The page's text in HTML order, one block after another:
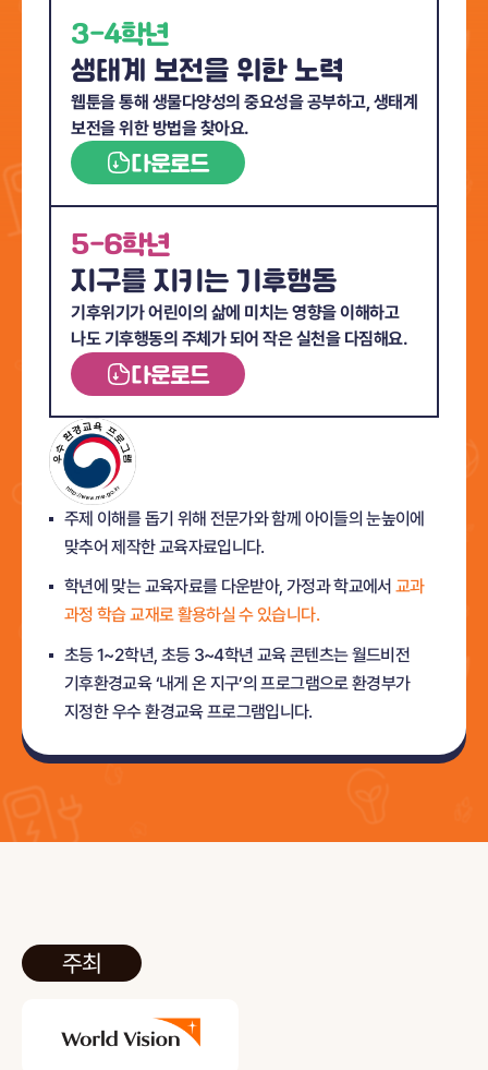
3-4학년
생태계 보전을 위한 노력
웹툰을 통해 생물다양성의 중요성을 공부하고,생태계
보전을 위한 방법을 찾아요.
다운로드
5-6학년
지구를 지키는 기후행동
기후위기가 어린이의 삶에 미치는 영향을 이해하고
나도 기후행동의 주체가 되어 작은 실천을 다짐해요.
다운로드
주제 이해를 돕기 위해 전문가와 함께 아이들의 눈높이에
맞추어 제작한 교육자료입니다.
학년에 맞는 교육자료를 다운받아, 가정과 학교에서교과
과정 학습 교재로 활용하실 수 있습니다.
초등 1~2학년, 초등 3~4학년 교육 콘텐츠는 월드비전
기후환경교육 ‘내게 온 지구’의 프로그램으로 환경부가
지정한 우수 환경교육 프로그램입니다.
주최